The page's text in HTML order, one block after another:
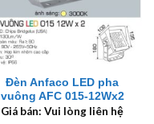
Đèn Anfaco LED pha
vuông AFC 015-12Wx2
Giá bán: Vui lòng liên hệ